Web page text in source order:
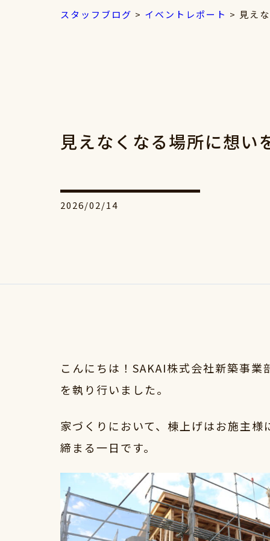
スタッフブログ > イベントレポート > 見え
見えなくなる場所に想い
2026/02/14
こんにちは！SAKAI株式会社新築事
を執り行いました。
家づくりにおいて、棟上げはお施主
締まる一日です。